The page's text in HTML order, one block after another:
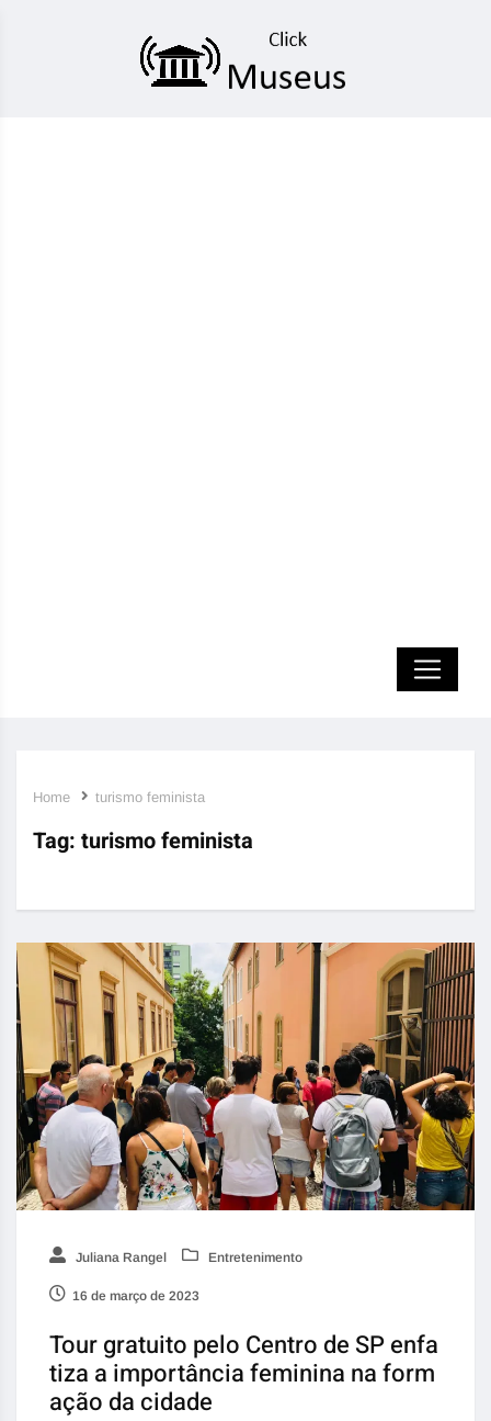
Home turismo feminista
Tag: turismo feminista
Juliana Rangel Entretenimento
16 de março de 2023
Tour gratuito pelo Centro de SP enfa
tiza a importância feminina na form
ação da cidade